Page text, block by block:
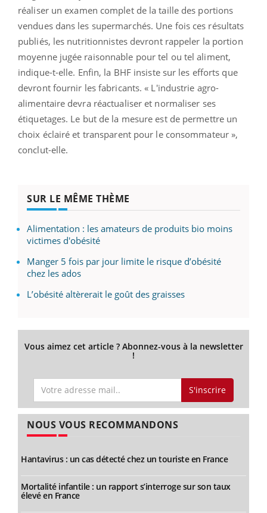
réaliser un examen complet de la taille des portions
vendues dans les supermarchés. Une fois ces résultats
publiés, les nutritionnistes devront rappeler la portion
moyenne jugée raisonnable pour tel ou tel aliment,
indique-t-elle. Enfin, la BHF insiste sur les efforts que
devront fournir les fabricants. « L'industrie agro-
alimentaire devra réactualiser et normaliser ses
étiquetages. Le but de la mesure est de permettre un
choix éclairé et transparent pour le consommateur »,
conclut-elle.
SUR LE MÊME THÈME
Alimentation : les amateurs de produits bio moins
victimes d'obésité
Manger 5 fois par jour limite le risque d’obésité
chez les ados
L’obésité altèrerait le goût des graisses
Vous aimez cet article ? Abonnez-vous à la newsletter
!
S'inscrire
NOUS VOUS RECOMMANDONS
Hantavirus : un cas détecté chez un touriste en France
Mortalité infantile : un rapport s’interroge sur son taux
élevé en France